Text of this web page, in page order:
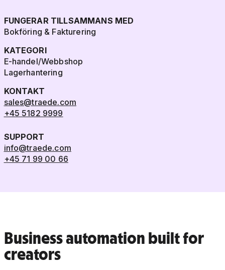
FUNGERAR TILLSAMMANS MED
Bokföring & Fakturering
KATEGORI
E-handel/Webbshop
Lagerhantering
KONTAKT
sales@traede.com
+45 5182 9999
SUPPORT
info@traede.com
+45 71 99 00 66
Business automation built for
creators